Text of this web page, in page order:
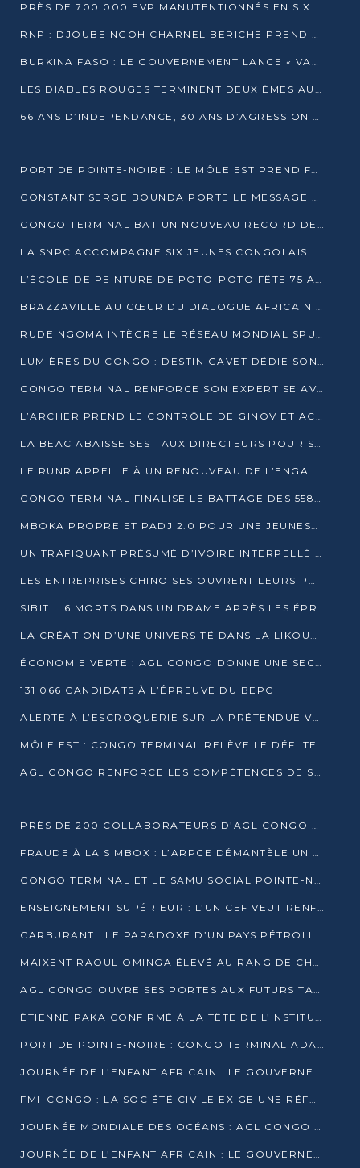
PRÈS DE 700 000 EVP MANUTENTIONNÉS EN SIX MOIS PAR CONGO TERMINAL
RNP : DJOUBE NGOH CHARNEL BERICHE PREND LES RÊNES DU PARTI
BURKINA FASO : LE GOUVERNEMENT LANCE « VACANCES UTILES 2026 » POUR FORMER LES ÉLÈVES À 15 MÉTIERS
LES DIABLES ROUGES TERMINENT DEUXIÈMES AU CHAMPIONNAT D’AFRIQUE ZONE 3
66 ANS D’INDEPENDANCE, 30 ANS D’AGRESSION RWAN DAISE : 4 PRESIDENCES, UN ECHEC COLLECTIF
PORT DE POINTE-NOIRE : LE MÔLE EST PREND FORME ET VISE LES GÉANTS DES MERS
CONSTANT SERGE BOUNDA PORTE LE MESSAGE DE COMPASSION DE DENIS SASSOU NGUESSO EN IRAN
CONGO TERMINAL BAT UN NOUVEAU RECORD DE PRODUCTIVITÉ AU PORT DE POINTE-NOIRE
LA SNPC ACCOMPAGNE SIX JEUNES CONGOLAIS AUX OLYMPIADES PANAFRICAINES DE MATHÉMATIQUES
L’ÉCOLE DE PEINTURE DE POTO-POTO FÊTE 75 ANS AU SERVICE DE L’ART CONGOLAIS
BRAZZAVILLE AU CŒUR DU DIALOGUE AFRICAIN SUR LES OBJECTIFS DE DÉVELOPPEMENT DURABLE
RUDE NGOMA INTÈGRE LE RÉSEAU MONDIAL SPUTNIK PRO APRÈS UNE FORMATION À MOSCOU
LUMIÈRES DU CONGO : DESTIN GAVET DÉDIE SON PRIX À L’UNITÉ NATIONALE ET À LA JEUNESSE
CONGO TERMINAL RENFORCE SON EXPERTISE AVEC NEUF NOUVEAUX FORMATEURS EN ENGINS PORTUAIRES
L’ARCHER PREND LE CONTRÔLE DE GINOV ET ACCÉLÈRE SON VIRAGE NUMÉRIQUE
LA BEAC ABAISSE SES TAUX DIRECTEURS POUR SOUTENIR LA CROISSANCE EN ZONE CEMAC
LE RUNR APPELLE À UN RENOUVEAU DE L’ENGAGEMENT MILITANT
CONGO TERMINAL FINALISE LE BATTAGE DES 558 PIEUX DU FUTUR QUAI DU MÔLE EST
MBOKA PROPRE ET PADJ 2.0 POUR UNE JEUNESSE PLUS AUTONOME
UN TRAFIQUANT PRÉSUMÉ D’IVOIRE INTERPELLÉ À DOLISIE
LES ENTREPRISES CHINOISES OUVRENT LEURS PORTES AUX JEUNES DIPLÔMÉS
SIBITI : 6 MORTS DANS UN DRAME APRÈS LES ÉPREUVES DU BEPC
LA CRÉATION D’UNE UNIVERSITÉ DANS LA LIKOUALA AU CŒUR D’UNE RÉFLEXION NATIONALE
ÉCONOMIE VERTE : AGL CONGO DONNE UNE SECONDE VIE À SES DÉCHETS INDUSTRIELS
131 066 CANDIDATS À L’ÉPREUVE DU BEPC
ALERTE À L’ESCROQUERIE SUR LA PRÉTENDUE VENTE DE PARCELLES AFAT
MÔLE EST : CONGO TERMINAL RELÈVE LE DÉFI TECHNIQUE DES SABLES BITUMINEUX
AGL CONGO RENFORCE LES COMPÉTENCES DE SES ÉQUIPES AVEC LA CERTIFICATION CACES® R483
PRÈS DE 200 COLLABORATEURS D’AGL CONGO EN FORMATION JUSQU’EN JUILLET
FRAUDE À LA SIMBOX : L’ARPCE DÉMANTÈLE UN RÉSEAU UTILISANT DES CARTES SIM OUGANDAISES
CONGO TERMINAL ET LE SAMU SOCIAL POINTE-NOIRE RENOUVELLENT LEUR PARTENARIAT EN FAVEUR DES JEUNES VULNÉRABLES
ENSEIGNEMENT SUPÉRIEUR : L’UNICEF VEUT RENFORCER LA RECHERCHE SUR LES QUESTIONS DE L’ENFANCE
CARBURANT : LE PARADOXE D’UN PAYS PÉTROLIER CONFRONTÉ À DES PÉNURIES RÉCURRENTES
MAIXENT RAOUL OMINGA ÉLEVÉ AU RANG DE CHEVALIER DE L’ORDRE DE L’AMITIÉ ENTRE LA RUSSIE ET LE CONGO
AGL CONGO OUVRE SES PORTES AUX FUTURS TALENTS DE LA LOGISTIQUE
ÉTIENNE PAKA CONFIRMÉ À LA TÊTE DE L’INSTITUT GÉOGRAPHIQUE NATIONAL
PORT DE POINTE-NOIRE : CONGO TERMINAL ADAPTE SON DRAGAGE AUX SABLES BITUMINEUX
JOURNÉE DE L’ENFANT AFRICAIN : LE GOUVERNEMENT RÉAFFIRME SON ENGAGEMENT POUR L’ACCÈS À L’EAU ET À L’ASSAINISSEMENT
FMI–CONGO : LA SOCIÉTÉ CIVILE EXIGE UNE RÉFORME DE LA FISCALITÉ PÉTROLIÈRE
JOURNÉE MONDIALE DES OCÉANS : AGL CONGO MOBILISE SES COLLABORATEURS POUR LA PRÉSERVATION DE LA BIODIVERSITÉ MARINE
JOURNÉE DE L’ENFANT AFRICAIN : LE GOUVERNEMENT MOBILISÉ POUR L’HYGIÈNE DANS LES ORPHELINATS